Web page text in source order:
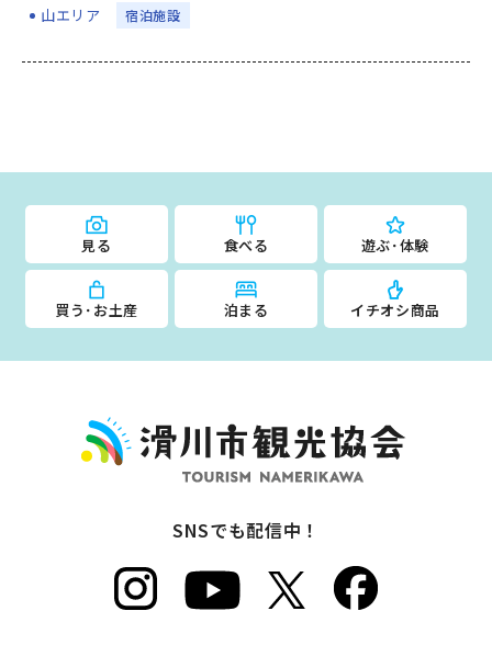
サイトマップ
山エリア 宿泊施設
見る 食べる 遊ぶ･体験
買う･お土産 泊まる イチオシ商品
SNSでも配信中！